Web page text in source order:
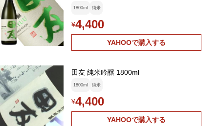
1800ml 純米
¥4,400
YAHOOで購入する
田友 純米吟醸 1800ml
1800ml 純米
¥4,400
YAHOOで購入する